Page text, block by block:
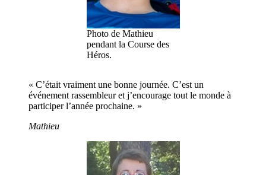
Photo de Mathieu
pendant la Course des
Héros.
« C’était vraiment une bonne journée. C’est un
événement rassembleur et j’encourage tout le monde à
participer l’année prochaine. »
Mathieu